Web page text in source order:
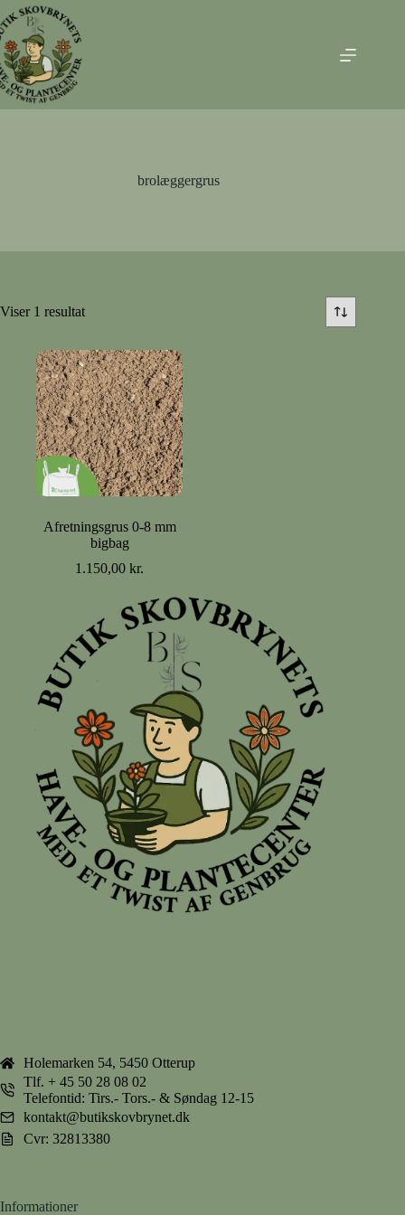
Fortsæt
til
indhold
brolæggergrus
Viser 1 resultat
Afretningsgrus 0-8 mm
bigbag
1.150,00kr.
Holemarken 54, 5450 Otterup
Tlf. + 45 50 28 08 02
Telefontid: Tirs.- Tors.- & Søndag 12-15
kontakt@butikskovbrynet.dk
Cvr: 32813380
Informationer